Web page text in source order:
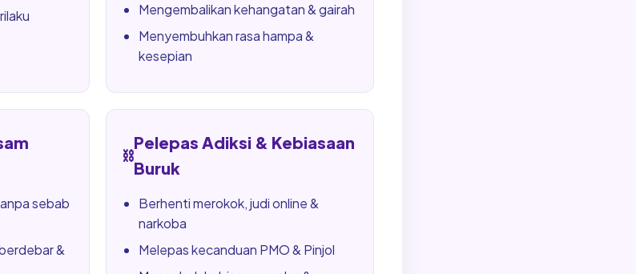
Mengembalikan kehangatan & gairah
Menyembuhkan rasa hampa &
kesepian
sebab
&
⛓️
Pelepas Adiksi & Kebiasaan
Buruk
Berhenti merokok, judi online &
narkoba
Melepas kecanduan PMO & Pinjol